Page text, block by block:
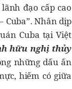
đạo cấp cao
Cuba”. Nhân dịp
Cuba tại Việt
hữu nghị thủy
những dấu ấn
hiếm có giữa